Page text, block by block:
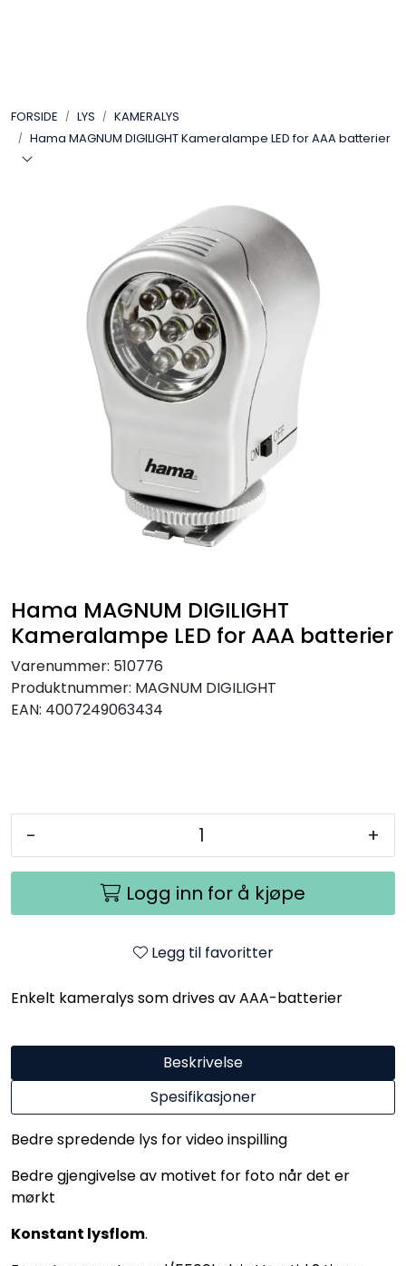
FORSIDE LYS
KAMERALYS
Hama MAGNUM DIGILIGHT Kameralampe LED for AAA batterier
Hama MAGNUM DIGILIGHT
Kameralampe LED for AAA batterier
Varenummer: 510776
Produktnummer: MAGNUM DIGILIGHT
EAN: 4007249063434
- +
Logg inn for å kjøpe
Legg til favoritter
Enkelt kameralys som drives av AAA-batterier
Beskrivelse
Spesifikasjoner
Bedre spredende lys for video inspilling
Bedre gjengivelse av motivet for foto når det er
mørkt
Konstant lysflom.
LYD
VAREMERKER
SAMTALEROM